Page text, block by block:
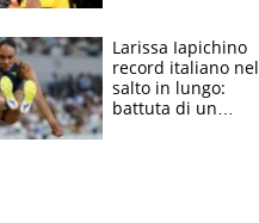
rischio da evitare
Larissa Iapichino
record italiano nel
salto in lungo:
battuta di un